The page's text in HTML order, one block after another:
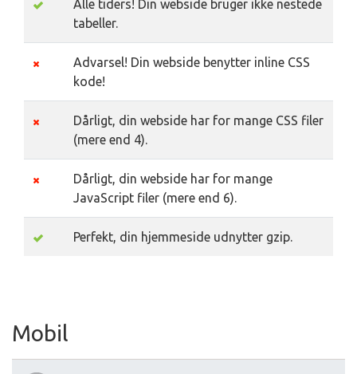
Alle tiders! Din webside bruger ikke nestede
tabeller.
Advarsel! Din webside benytter inline CSS
kode!
Dårligt, din webside har for mange CSS filer
(mere end 4).
Dårligt, din webside har for mange
JavaScript filer (mere end 6).
Perfekt, din hjemmeside udnytter gzip.
Mobil